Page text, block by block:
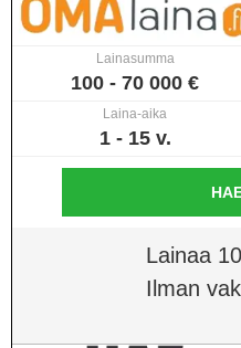
Lainasumma
100 - 70 000 €
Laina-aika
1 - 15 v.
Lainaa
Ilman